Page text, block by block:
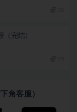
（完结）
角客服）